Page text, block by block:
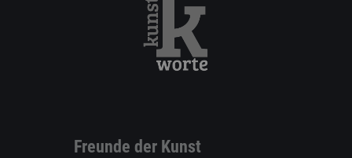
Freunde der Kunst